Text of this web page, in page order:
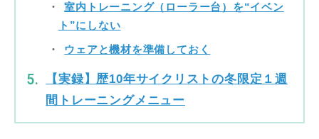
室内トレーニング（ローラー台）を“イベン
ト”にしない
ウェアと機材を準備しておく
【実録】歴10年サイクリストの冬限定１週
間トレーニングメニュー